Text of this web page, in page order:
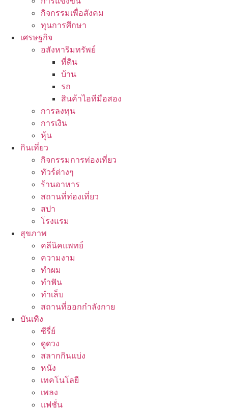
กิจกรรมเพื่อสังคม
ทุนการศึกษา
เศรษฐกิจ
อสังหาริมทรัพย์
ที่ดิน
บ้าน
รถ
สินค้าไอทีมือสอง
การลงทุน
การเงิน
หุ้น
กินเที่ยว
กิจกรรมการท่องเที่ยว
ทัวร์ต่างๆ
ร้านอาหาร
สถานที่ท่องเที่ยว
สปา
โรงแรม
สุขภาพ
คลีนิคแพทย์
ความงาม
ทำผม
ทำฟัน
ทำเล็บ
สถานที่ออกกำลังกาย
บันเทิง
ซีรี่ย์
ดูดวง
สลากกินแบ่ง
หนัง
เทคโนโลยี
เพลง
แฟชั่น